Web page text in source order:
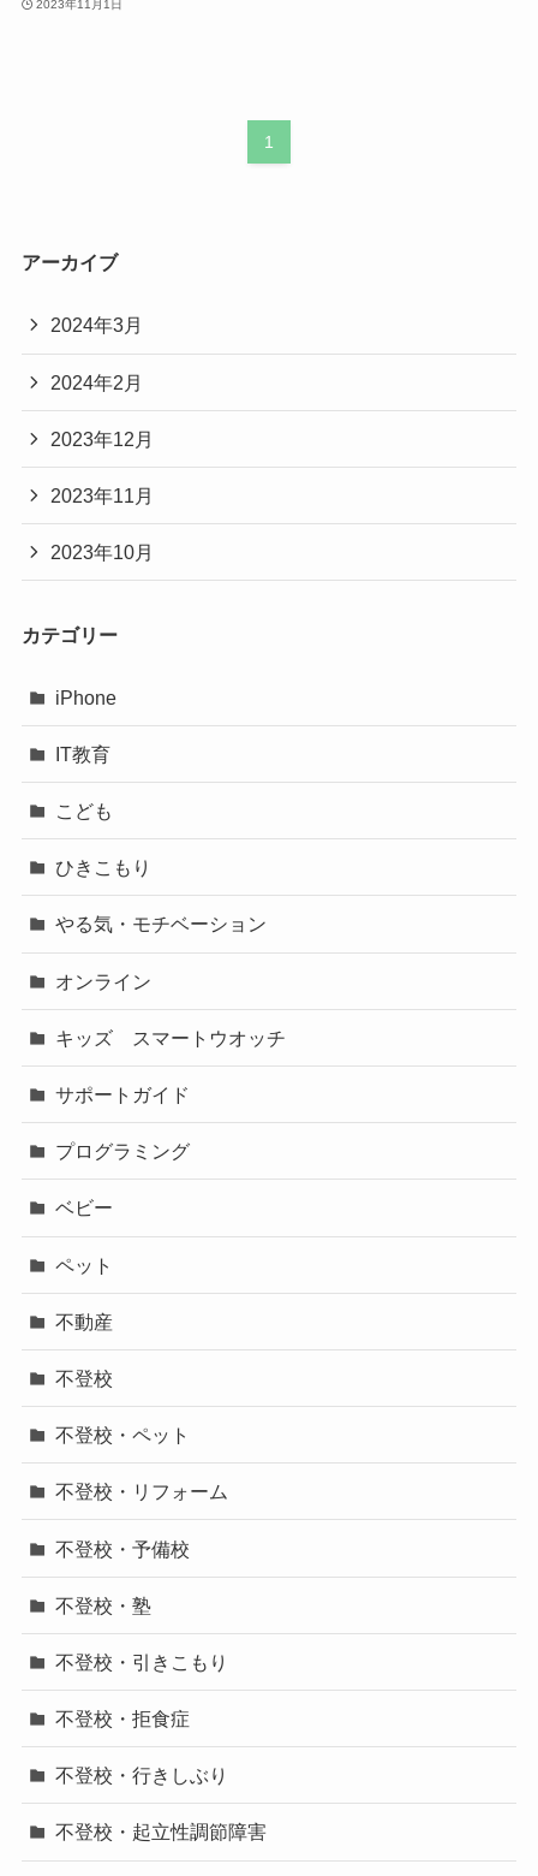
2023年11月1日
1
アーカイブ
2024年3月
2024年2月
2023年12月
2023年11月
2023年10月
カテゴリー
iPhone
IT教育
こども
ひきこもり
やる気・モチベーション
オンライン
キッズ スマートウオッチ
サポートガイド
プログラミング
ベビー
ペット
不動産
不登校
不登校・ペット
不登校・リフォーム
不登校・予備校
不登校・塾
不登校・引きこもり
不登校・拒食症
不登校・行きしぶり
不登校・起立性調節障害